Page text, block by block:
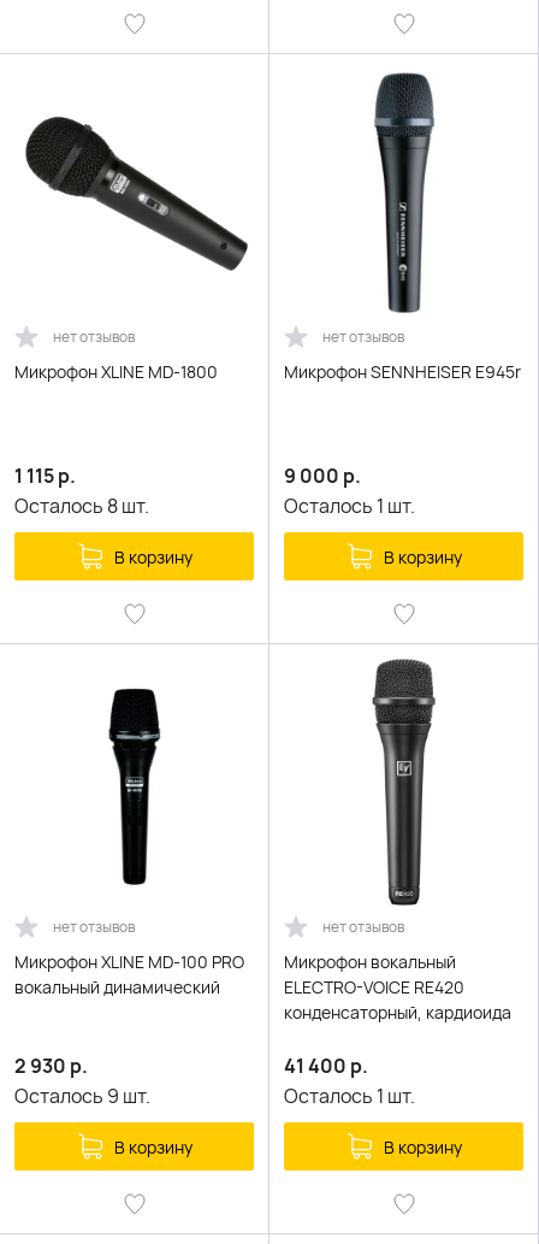
нет отзывов
Микрофон XLINE MD-1800
1 115р.
Осталось 8шт.
В корзину
нет отзывов
Микрофон SENNHEISER E945r
9 000 р.
Осталось 1 шт.
В корзину
нет отзывов
Микрофон XLINE MD-100 PRO
вокальный динамический
2 930 р.
Осталось 9 шт.
В корзину
нет отзывов
Микрофон вокальный
ELECTRO-VOICE RE420
конденсаторный, кардиоида
41 400 р.
Осталось 1 шт.
В корзину